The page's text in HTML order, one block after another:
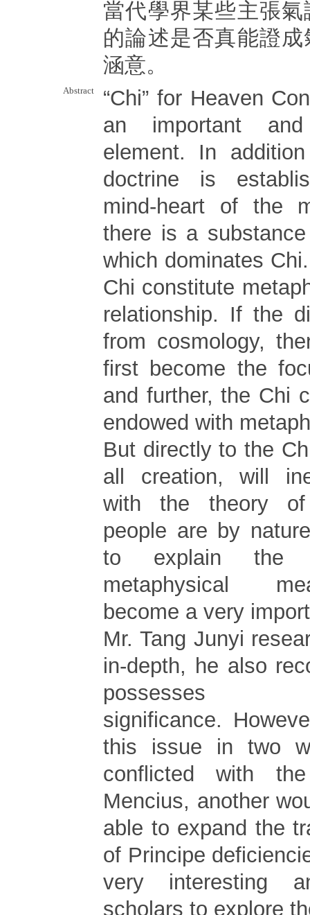
當代學界某些主張
的論述是否真能證
涵意。
Abstract
“Chi” for Heaven
an important and
element. In
doctrine is
mind-heart of the
there is a
which dominates
Chi constitute
relationship. If the
from cosmology,
first become the
and further, the Chi
endowed with
But directly to the
all creation, will
with the theory
people are by
to explain
metaphysical
become a very
Mr. Tang Junyi
in-depth, he also
possesses
significance.
this issue in two
conflicted with
Mencius, another
able to expand the
of Principe
very interesting
scholars to explore